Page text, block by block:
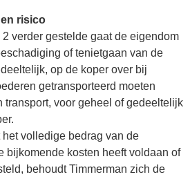
risico
verder gestelde gaat de eigendom
of tenietgaan van de
op de koper over bij
getransporteerd moeten
transport, voor geheel of gedeeltelijk
volledige bedrag van de
bijkomende kosten heeft voldaan of
behoudt Timmerman zich de